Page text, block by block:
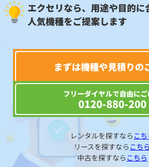
エクセリなら、用途や目的に
人気機種をご提案します
まずは機種や見積りの
フリーダイヤルで自由に
0120-880-200
レンタルを探すなら こち
リースを探すなら こちら
中古を探すなら こちら